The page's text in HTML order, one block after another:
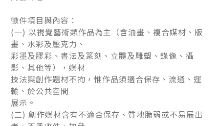
徵件項目與內容：
(一) 以視覺藝術類作品為主（含油畫、複合媒材、版
畫、水彩及壓克力、
彩墨及膠彩、書法及篆刻、立體及雕塑、錄像、攝
影、其他等），媒材
技法與創作題材不拘，惟作品須適合保存、流通、運
輸、於公共空間
展示。
(二) 創作媒材含有不適合保存、質地脆弱或不易展出